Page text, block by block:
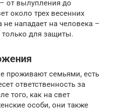
от вылупления до
около трех весенних
не нападает на человека –
для защиты.
проживают семьями, есть
ответственность за
того, как на свет
особи, они также